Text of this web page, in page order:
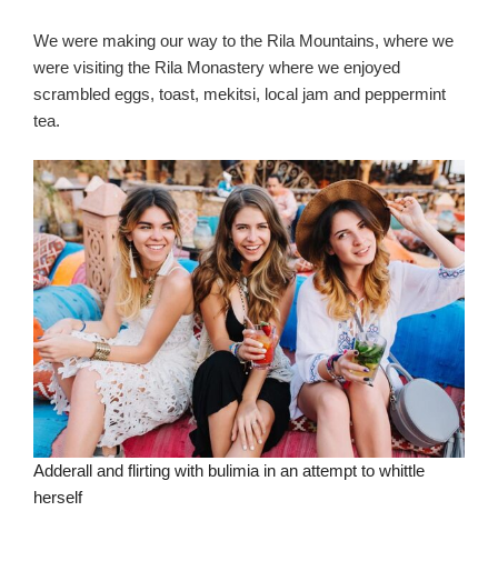
We were making our way to the Rila Mountains, where we
were visiting the Rila Monastery where we enjoyed
scrambled eggs, toast, mekitsi, local jam and peppermint
tea.
Adderall and flirting with bulimia in an attempt to whittle
herself